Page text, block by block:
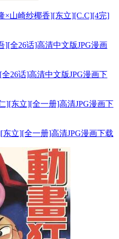
×山崎纱椰香][东立][C.C][4完]
26话]高清中文版JPG漫画下
立][全一册]高清JPG漫画下载